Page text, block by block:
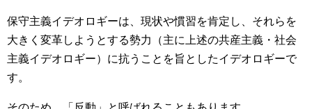
保守主義イデオロギーは、現状や慣習を肯定し、それらを
大きく変革しようとする勢力（主に上述の共産主義・社会
主義イデオロギー）に抗うことを旨としたイデオロギーで
す。